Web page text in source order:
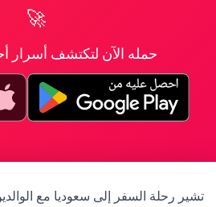
🚀
حمله الآن لتكتشف أسرار
تشير رحلة السفر إلى سعوديا مع